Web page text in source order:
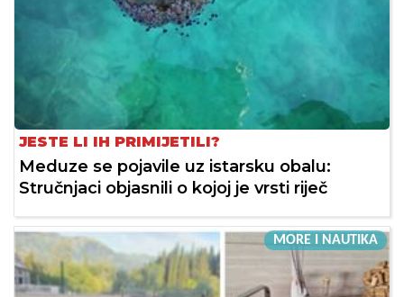
JESTE LI IH PRIMIJETILI?
Meduze se pojavile uz istarsku obalu:
Stručnjaci objasnili o kojoj je vrsti riječ
MORE I NAUTIKA